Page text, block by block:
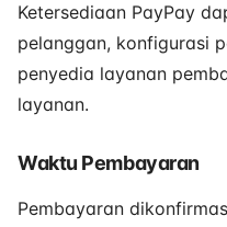
Ketersediaan PayPay
pelanggan, konfigurasi
penyedia layanan
layanan.
Waktu Pembayaran
Pembayaran